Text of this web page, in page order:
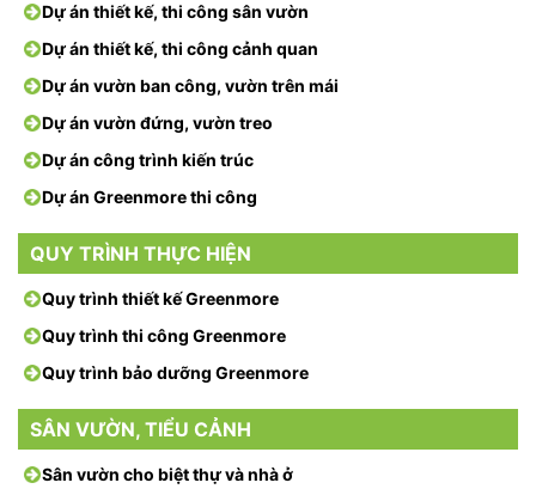
Dự án thiết kế, thi công sân vườn
Dự án thiết kế, thi công cảnh quan
Dự án vườn ban công, vườn trên mái
Dự án vườn đứng, vườn treo
Dự án công trình kiến trúc
Dự án Greenmore thi công
QUY TRÌNH THỰC HIỆN
Quy trình thiết kế Greenmore
Quy trình thi công Greenmore
Quy trình bảo dưỡng Greenmore
SÂN VƯỜN, TIỂU CẢNH
Sân vườn cho biệt thự và nhà ở